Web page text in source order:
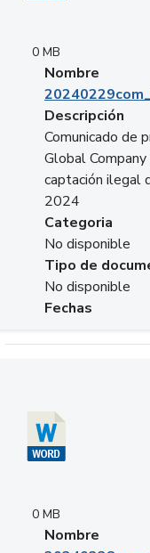
0 MB
Nombre
Descripción
Comunicado de
Global
captación ilegal
2024
Categoria
No disponible
Tipo de
No disponible
Fechas
0 MB
Nombre